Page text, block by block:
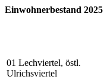
Einwohnerbestand 2025
01 Lechviertel, östl.
Ulrichsviertel